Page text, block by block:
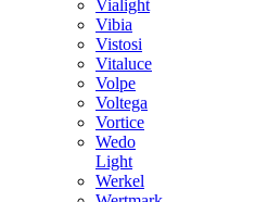
Vialight
Vibia
Vistosi
Vitaluce
Volpe
Voltega
Vortice
Wedo
Light
Werkel